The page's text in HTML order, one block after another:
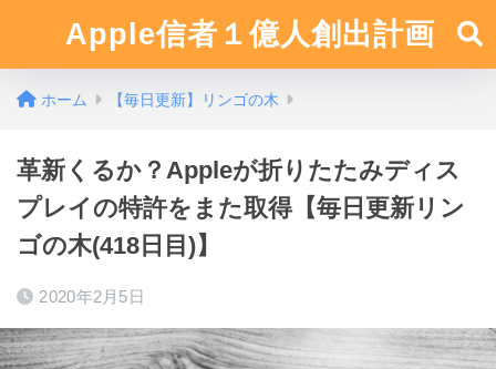
Apple信者１億人創出計画
ホーム 【毎日更新】リンゴの木
革新くるか？Appleが折りたたみディス
プレイの特許をまた取得【毎日更新リン
ゴの木(418日目)】
2020年2月5日